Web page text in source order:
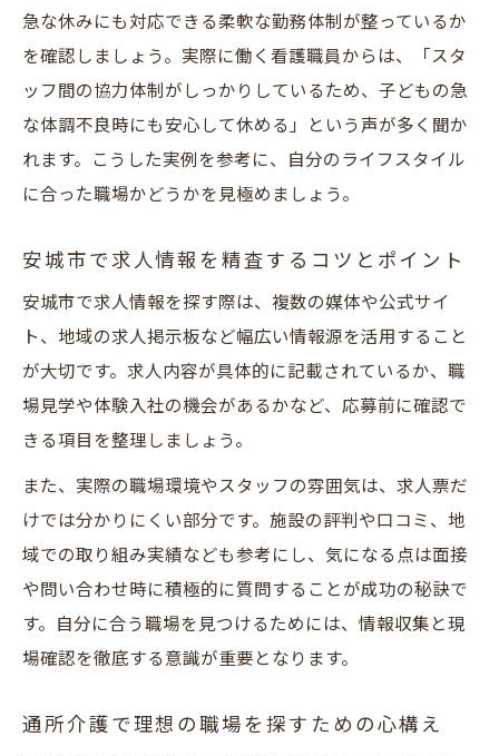
急な休みにも対応できる柔軟な勤務体制が整っているか
を確認しましょう。実際に働く看護職員からは、「スタ
ッフ間の協力体制がしっかりしているため、子どもの急
な体調不良時にも安心して休める」という声が多く聞か
れます。こうした実例を参考に、自分のライフスタイル
に合った職場かどうかを見極めましょう。
安城市で求人情報を精査するコツとポイント
安城市で求人情報を探す際は、複数の媒体や公式サイ
ト、地域の求人掲示板など幅広い情報源を活用すること
が大切です。求人内容が具体的に記載されているか、職
場見学や体験入社の機会があるかなど、応募前に確認で
きる項目を整理しましょう。
また、実際の職場環境やスタッフの雰囲気は、求人票だ
けでは分かりにくい部分です。施設の評判や口コミ、地
域での取り組み実績なども参考にし、気になる点は面接
や問い合わせ時に積極的に質問することが成功の秘訣で
す。自分に合う職場を見つけるためには、情報収集と現
場確認を徹底する意識が重要となります。
通所介護で理想の職場を探すための心構え